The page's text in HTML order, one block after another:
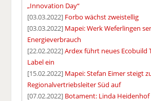
„Innovation Day“
[03.03.2022] Forbo wächst zweistellig
[03.03.2022] Mapei: Werk Weferlingen
Energieverbrauch
[22.02.2022]Ardex führt neues Ecobuild
Label ein
[15.02.2022] Mapei: Stefan Eimer steigt
Regionalvertriebsleiter Süd auf
[07.02.2022] Botament: Linda Heidenhof